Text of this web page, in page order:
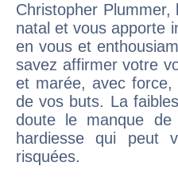
Christopher
natal et vous apporte
en vous et
savez affirmer votre
et marée, avec
de vos buts. La
doute le manque
hardiesse qui peut
risquées.